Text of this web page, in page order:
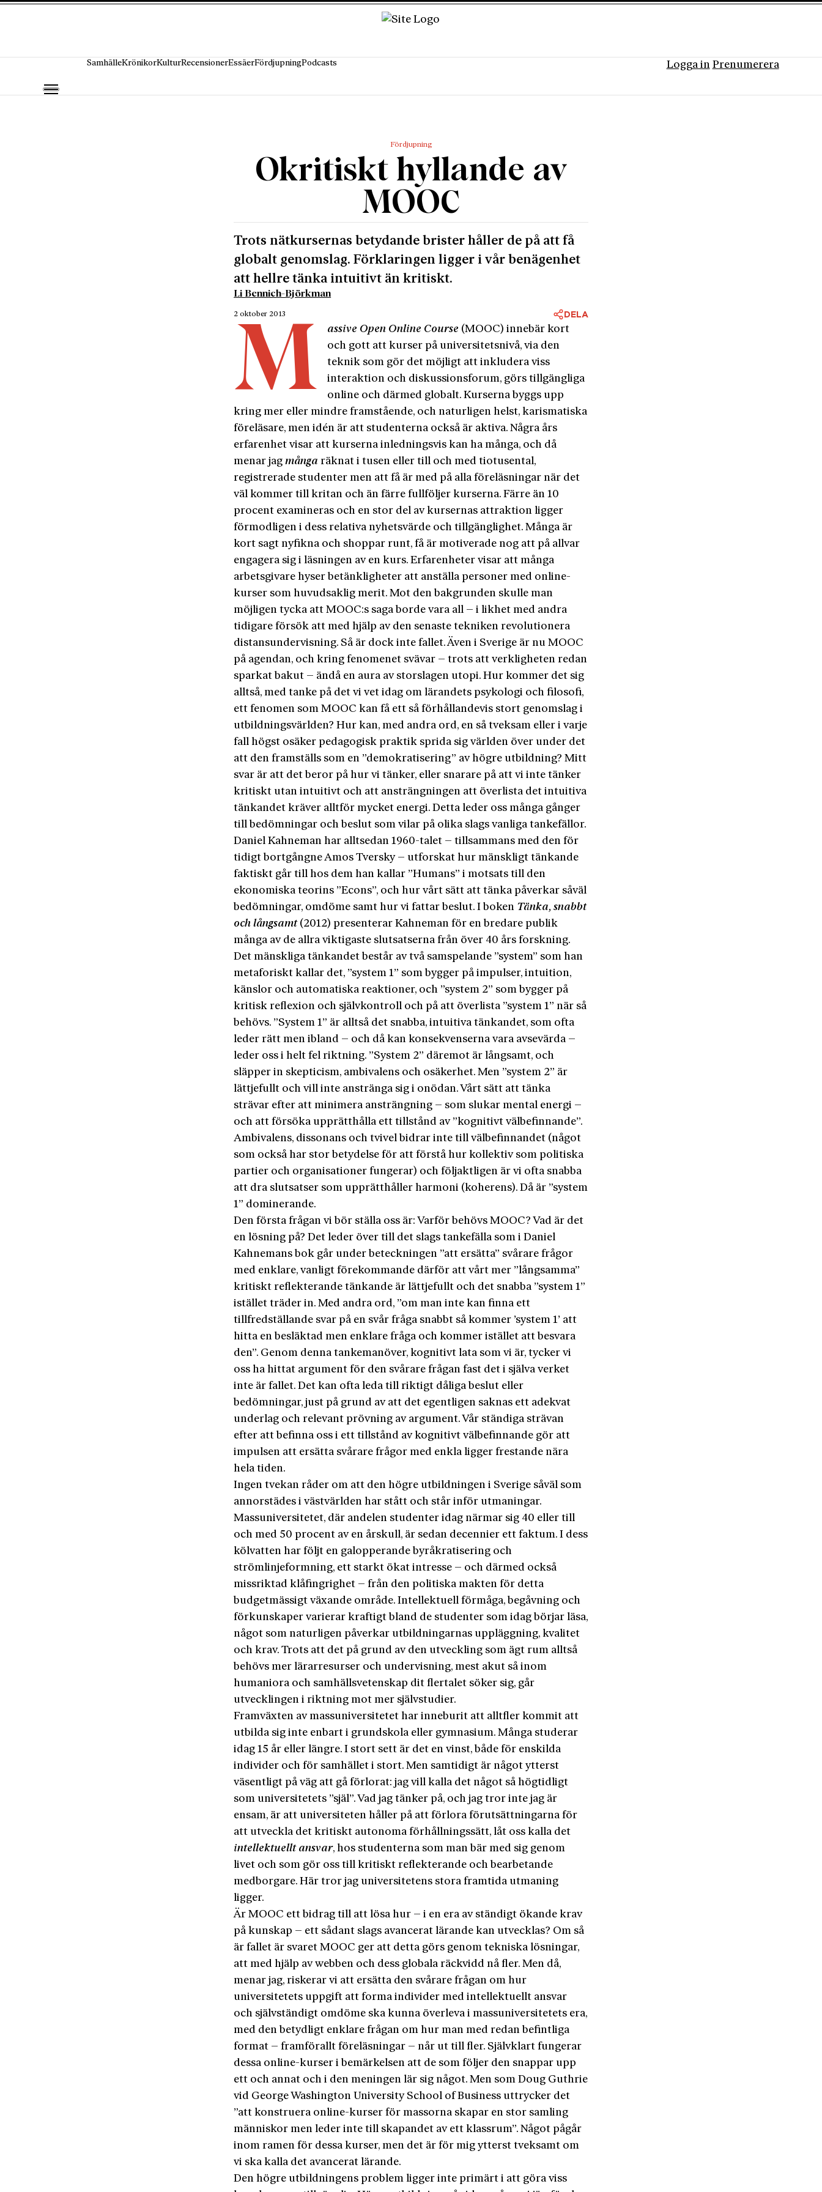
SamhälleKrönikorKulturRecensionerEssäerFördjupningPodcasts Logga in Prenumerera
Fördjupning
Okritiskt hyllande av
MOOC
Trots nätkursernas betydande brister håller de på att få
globalt genomslag. Förklaringen ligger i vår benägenhet
att hellre tänka intuitivt än kritiskt.
Li Bennich-Björkman
2 oktober 2013 DELA
M assive Open Online Course (MOOC) innebär kort
och gott att kurser på universitetsnivå, via den
teknik som gör det möjligt att inkludera viss
interaktion och diskussionsforum, görs tillgängliga
online och därmed globalt. Kurserna byggs upp
kring mer eller mindre framstående, och naturligen helst, karismatiska
föreläsare, men idén är att studenterna också är aktiva. Några års
erfarenhet visar att kurserna inledningsvis kan ha många, och då
menar jagmångaräknat i tusen eller till och med tiotusental,
registrerade studenter men att få är med på alla föreläsningar när det
väl kommer till kritan och än färre fullföljer kurserna. Färre än 10
procent examineras och en stor del av kursernas attraktion ligger
förmodligen i dess relativa nyhetsvärde och tillgänglighet. Många är
kort sagt nyfikna och shoppar runt, få är motiverade nog att på allvar
engagera sig i läsningen av en kurs. Erfarenheter visar att många
arbetsgivare hyser betänkligheter att anställa personer med online-
kurser som huvudsaklig merit. Mot den bakgrunden skulle man
möjligen tycka att MOOC:s saga borde vara all – i likhet med andra
tidigare försök att med hjälp av den senaste tekniken revolutionera
distansundervisning. Så är dock inte fallet. Även i Sverige är nu MOOC
på agendan, och kring fenomenet svävar – trots att verkligheten redan
sparkat bakut – ändå en aura av storslagen utopi. Hur kommer det sig
alltså, med tanke på det vi vet idag om lärandets psykologi och filosofi,
ett fenomen som MOOC kan få ett så förhållandevis stort genomslag i
utbildningsvärlden? Hur kan, med andra ord, en så tveksam eller i varje
fall högst osäker pedagogisk praktik sprida sig världen över under det
att den framställs som en ”demokratisering” av högre utbildning? Mitt
svar är att det beror på hur vi tänker, eller snarare på att vi inte tänker
kritiskt utan intuitivt och att ansträngningen att överlista det intuitiva
tänkandet kräver alltför mycket energi. Detta leder oss många gånger
till bedömningar och beslut som vilar på olika slags vanliga tankefällor.
Daniel Kahneman har alltsedan 1960-talet – tillsammans med den för
tidigt bortgångne Amos Tversky – utforskat hur mänskligt tänkande
faktiskt går till hos dem han kallar ”Humans” i motsats till den
ekonomiska teorins ”Econs”, och hur vårt sätt att tänka påverkar såväl
bedömningar, omdöme samt hur vi fattar beslut. I boken Tänka, snabbt
och långsamt (2012) presenterar Kahneman för en bredare publik
många av de allra viktigaste slutsatserna från över 40 års forskning.
Det mänskliga tänkandet består av två samspelande ”system” som han
metaforiskt kallar det, ”system 1” som bygger på impulser, intuition,
känslor och automatiska reaktioner, och ”system 2” som bygger på
kritisk reflexion och självkontroll och på att överlista ”system 1” när så
behövs. ”System 1” är alltså det snabba, intuitiva tänkandet, som ofta
leder rätt men ibland – och då kan konsekvenserna vara avsevärda –
leder oss i helt fel riktning. ”System 2” däremot är långsamt, och
släpper in skepticism, ambivalens och osäkerhet. Men ”system 2” är
lättjefullt och vill inte anstränga sig i onödan. Vårt sätt att tänka
strävar efter att minimera ansträngning – som slukar mental energi –
och att försöka upprätthålla ett tillstånd av ”kognitivt välbefinnande”.
Ambivalens, dissonans och tvivel bidrar inte till välbefinnandet (något
som också har stor betydelse för att förstå hur kollektiv som politiska
partier och organisationer fungerar) och följaktligen är vi ofta snabba
att dra slutsatser som upprätthåller harmoni (koherens). Då är ”system
1” dominerande.
Den första frågan vi bör ställa oss är: Varför behövs MOOC? Vad är det
en lösning på? Det leder över till det slags tankefälla som i Daniel
Kahnemans bok går under beteckningen ”att ersätta” svårare frågor
med enklare, vanligt förekommande därför att vårt mer ”långsamma”
kritiskt reflekterande tänkande är lättjefullt och det snabba ”system 1”
istället träder in. Med andra ord, ”om man inte kan finna ett
tillfredställande svar på en svår fråga snabbt så kommer ’system 1’ att
hitta en besläktad men enklare fråga och kommer istället att besvara
den”. Genom denna tankemanöver, kognitivt lata som vi är, tycker vi
oss ha hittat argument för den svårare frågan fast det i själva verket
inte är fallet. Det kan ofta leda till riktigt dåliga beslut eller
bedömningar, just på grund av att det egentligen saknas ett adekvat
underlag och relevant prövning av argument. Vår ständiga strävan
efter att befinna oss i ett tillstånd av kognitivt välbefinnande gör att
impulsen att ersätta svårare frågor med enkla ligger frestande nära
hela tiden.
Ingen tvekan råder om att den högre utbildningen i Sverige såväl som
annorstädes i västvärlden har stått och står inför utmaningar.
Massuniversitetet, där andelen studenter idag närmar sig 40 eller till
och med 50 procent av en årskull, är sedan decennier ett faktum. I dess
kölvatten har följt en galopperande byråkratisering och
strömlinjeformning, ett starkt ökat intresse – och därmed också
missriktad klåfingrighet – från den politiska makten för detta
budgetmässigt växande område. Intellektuell förmåga, begåvning och
förkunskaper varierar kraftigt bland de studenter som idag börjar läsa,
något som naturligen påverkar utbildningarnas uppläggning, kvalitet
och krav. Trots att det på grund av den utveckling som ägt rum alltså
behövs mer lärarresurser och undervisning, mest akut så inom
humaniora och samhällsvetenskap dit flertalet söker sig, går
utvecklingen i riktning mot mer självstudier.
Framväxten av massuniversitetet har inneburit att alltfler kommit att
utbilda sig inte enbart i grundskola eller gymnasium. Många studerar
idag 15 år eller längre. I stort sett är det en vinst, både för enskilda
individer och för samhället i stort. Men samtidigt är något ytterst
väsentligt på väg att gå förlorat: jag vill kalla det något så högtidligt
som universitetets ”själ”. Vad jag tänker på, och jag tror inte jag är
ensam, är att universiteten håller på att förlora förutsättningarna för
att utveckla det kritiskt autonoma förhållningssätt, låt oss kalla det
intellektuellt ansvar, hos studenterna som man bär med sig genom
livet och som gör oss till kritiskt reflekterande och bearbetande
medborgare. Här tror jag universitetens stora framtida utmaning
ligger.
Är MOOC ett bidrag till att lösa hur – i en era av ständigt ökande krav
på kunskap – ett sådant slags avancerat lärande kan utvecklas? Om så
är fallet är svaret MOOC ger att detta görs genom tekniska lösningar,
att med hjälp av webben och dess globala räckvidd nå fler. Men då,
menar jag, riskerar vi att ersätta den svårare frågan om hur
universitetets uppgift att forma individer med intellektuellt ansvar
och självständigt omdöme ska kunna överleva i massuniversitetets era,
med den betydligt enklare frågan om hur man med redan befintliga
format – framförallt föreläsningar – når ut till fler. Självklart fungerar
dessa online-kurser i bemärkelsen att de som följer den snappar upp
ett och annat och i den meningen lär sig något. Men som Doug Guthrie
vid George Washington University School of Business uttrycker det
”att konstruera online-kurser för massorna skapar en stor samling
människor men leder inte till skapandet av ett klassrum”. Något pågår
inom ramen för dessa kurser, men det är för mig ytterst tveksamt om
vi ska kalla det avancerat lärande.
Den högre utbildningens problem ligger inte primärt i att göra viss